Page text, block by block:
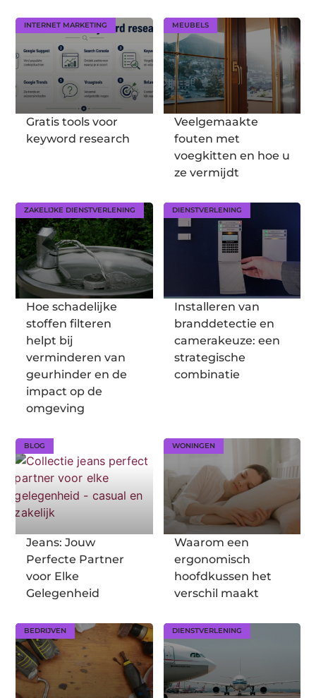
INTERNET MARKETING
Gratis tools voor
keyword research
MEUBELS
Veelgemaakte
fouten met
voegkitten en hoe u
ze vermijdt
ZAKELIJKE DIENSTVERLENING
Hoe schadelijke
stoffen filteren
helpt bij
verminderen van
geurhinder en de
impact op de
omgeving
DIENSTVERLENING
Installeren van
branddetectie en
camerakeuze: een
strategische
combinatie
BLOG
Jeans: Jouw
Perfecte Partner
voor Elke
Gelegenheid
WONINGEN
Waarom een
ergonomisch
hoofdkussen het
verschil maakt
BEDRIJVEN DIENSTVERLENING